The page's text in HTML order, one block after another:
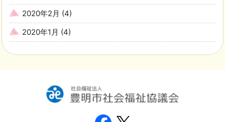
2020年2月 (4)
2020年1月 (4)